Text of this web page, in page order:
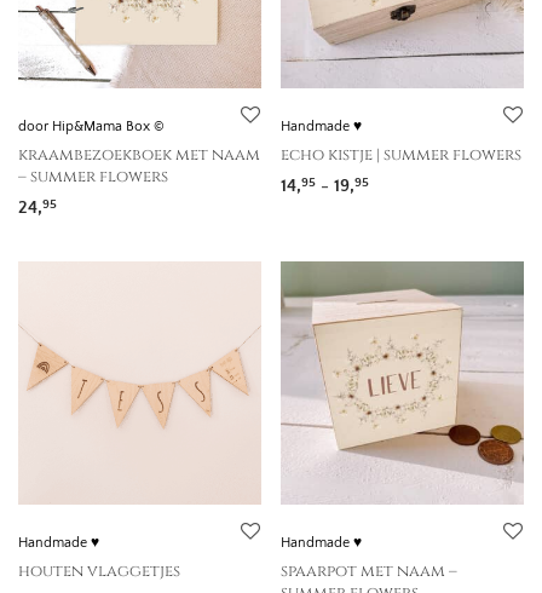
door Hip&Mama Box ©
kraambezoekboek met naam
– summer flowers
24,95
Handmade ♥
echo kistje | summer flowers
14,95 - 19,95Prijsklasse: 14,95 tot
Handmade ♥
houten vlaggetjes
Handmade ♥
spaarpot met naam –